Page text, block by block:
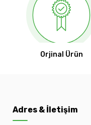
Orjinal Ürün
Adres & İletişim